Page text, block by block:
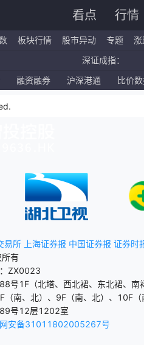
看点 行情
板块行情 股市异动 专题
涨
深证成指：
国企指数：
融资融券 沪深港通 比价
.
易所 上海证券报 中国证券报 证券时
所有
ZX0023
号1F（北塔、西北裙、东北裙、
（南、北）、9F（南、北）、10F
89号12层1202室
安备31011802005267号